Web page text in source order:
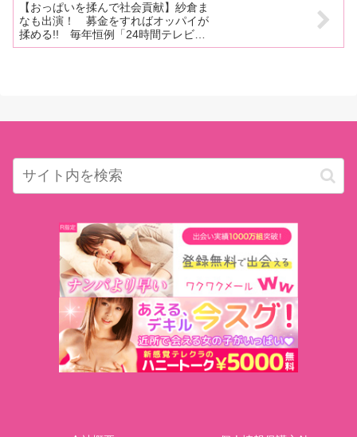
【おっぱいを揉んで社会貢献】紗倉ま
なも出演！ 募金をすればオッパイが
揉める!! 毎年恒例「24時間テレビ
エロは地球を救う！」は今年もすごか